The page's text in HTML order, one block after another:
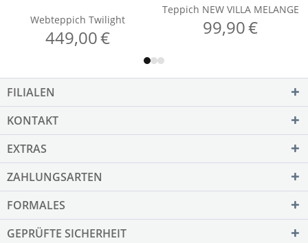
FILIALEN
KONTAKT
EXTRAS
ZAHLUNGSARTEN
FORMALES
GEPRÜFTE SICHERHEIT